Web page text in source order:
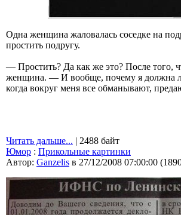
Одна женщина жаловалась соседке на
простить подругу.
— Простить? Да как же это? После того,
женщина. — И вообще, почему я должна
когда вокруг меня все обманывают,
Читать дальше... | 2488 байт
Юмор : Прикольные картинки
Автор: Ganzelis в 27/12/2008 07:00:00 (